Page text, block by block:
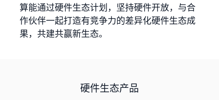
算能通过硬件生态计划，坚持硬件开放，与合
作伙伴一起打造有竞争力的差异化硬件生态成
果，共建共赢新生态。
硬件生态产品